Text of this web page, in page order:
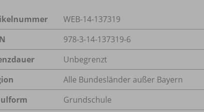
WEB-14-137319
978-3-14-137319-6
Unbegrenzt
Alle Bundesländer außer Bayern
Grundschule